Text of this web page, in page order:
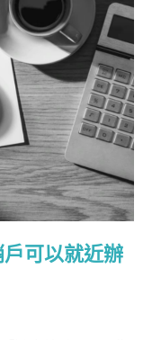
可以就近辦